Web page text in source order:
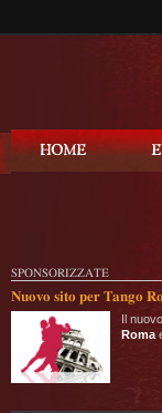
SPONSORIZZATE
Nuovo sito per Tango
Il
Roma